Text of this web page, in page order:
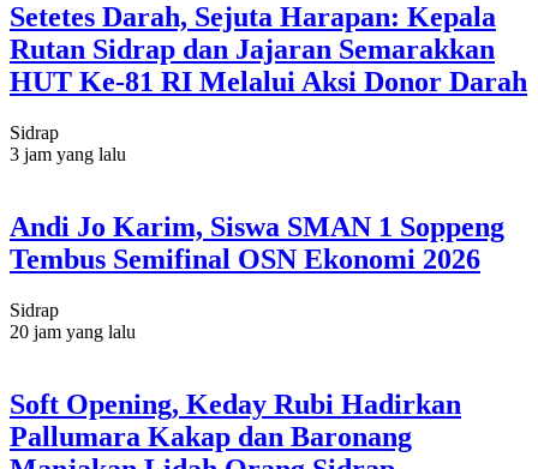
Setetes Darah, Sejuta Harapan: Kepala
Rutan Sidrap dan Jajaran Semarakkan
HUT Ke-81 RI Melalui Aksi Donor Darah
Sidrap
3 jam yang lalu
Andi Jo Karim, Siswa SMAN 1 Soppeng
Tembus Semifinal OSN Ekonomi 2026
Sidrap
20 jam yang lalu
Soft Opening, Keday Rubi Hadirkan
Pallumara Kakap dan Baronang